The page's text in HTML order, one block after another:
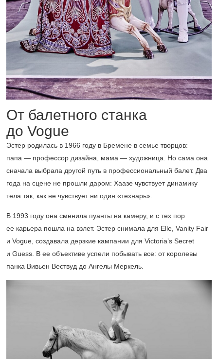
От балетного станка
до Vogue
Эстер родилась в 1966 году в Бремене в семье творцов:
папа — профессор дизайна, мама — художница. Но сама она
сначала выбрала другой путь в профессиональный балет. Два
года на сцене не прошли даром: Хаазе чувствует динамику
тела так, как не чувствует ни один «технарь».
В 1993 году она сменила пуанты на камеру, и с тех пор
ее карьера пошла на взлет. Эстер снимала для Elle, Vanity Fair
и Vogue, создавала дерзкие кампании для Victoria’s Secret
и Guess. В ее объективе успели побывать все: от королевы
панка Вивьен Вествуд до Ангелы Меркель.